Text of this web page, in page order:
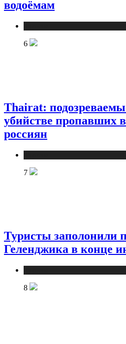
водоёмам
6
Thairat:
убийстве пропавших
россиян
7
Туристы заполонили
Геленджика в конце
8